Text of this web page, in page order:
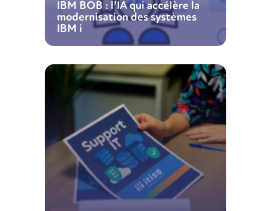
IBM BOB : l’IA qui accélère la
modernisation des systèmes
IBM i